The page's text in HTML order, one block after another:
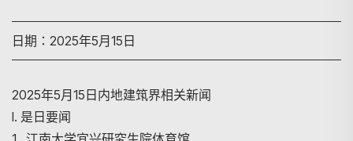
日期：2025年5月15日
2025年5月15日内地建筑界相关新闻
I. 是日要闻